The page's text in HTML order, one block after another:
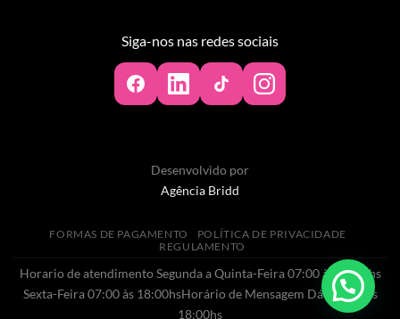
Siga-nos nas redes sociais
Desenvolvido por
Agência Bridd
FORMAS DE PAGAMENTO
POLÍTICA DE PRIVACIDADE
REGULAMENTO
Horario de atendimento Segunda a Quinta-Feira 07:00 às 20:00hs
Sexta-Feira 07:00 às 18:00hsHorário de Mensagem Dás 07:00 às
18:00hs